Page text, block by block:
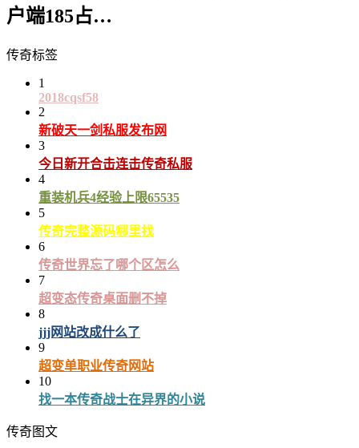
户端185占…
传奇标签
1
2018cqsf58
2
新破天一剑私服发布网
3
今日新开合击连击传奇私服
4
重装机兵4经验上限65535
5
传奇完整源码哪里找
6
传奇世界忘了哪个区怎么
7
超变态传奇桌面删不掉
8
jjj网站改成什么了
9
超变单职业传奇网站
10
找一本传奇战士在异界的小说
传奇图文